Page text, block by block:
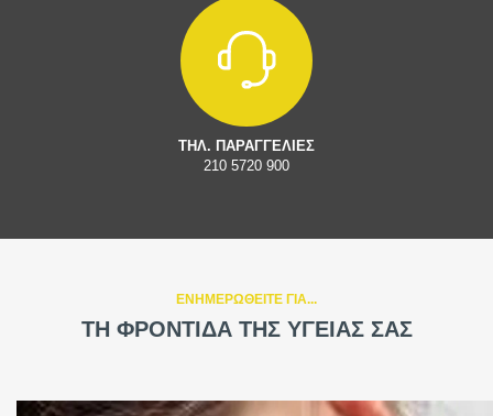
ΤΗΛ. ΠΑΡΑΓΓΕΛΙΕΣ
210 5720 900
ΕΝΗΜΕΡΩΘΕΙΤΕ ΓΙΑ...
ΤΗ ΦΡΟΝΤΙΔΑ ΤΗΣ ΥΓΕΙΑΣ ΣΑΣ